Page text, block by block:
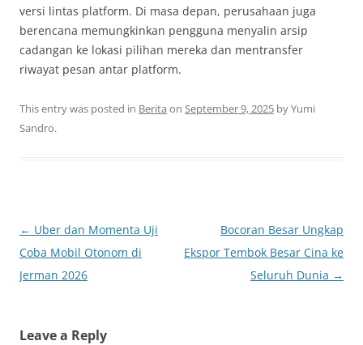
versi lintas platform. Di masa depan, perusahaan juga
berencana memungkinkan pengguna menyalin arsip
cadangan ke lokasi pilihan mereka dan mentransfer
riwayat pesan antar platform.
This entry was posted in Berita on September 9, 2025 byYumi
Sandro.
Post
navigation
← Uber dan Momenta Uji
Coba Mobil Otonom di
Jerman 2026
Bocoran Besar Ungkap
Ekspor Tembok Besar Cina ke
Seluruh Dunia →
Leave a Reply